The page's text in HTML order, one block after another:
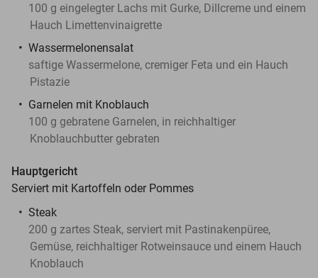
100 g eingelegter Lachs mit Gurke, Dillcreme und einem
Hauch Limettenvinaigrette
Wassermelonensalat
saftige Wassermelone, cremiger Feta und ein Hauch
Pistazie
Garnelen mit Knoblauch
100 g gebratene Garnelen, in reichhaltiger
Knoblauchbutter gebraten
Hauptgericht
Serviert mit Kartoffeln oder Pommes
Steak
200 g zartes Steak, serviert mit Pastinakenpüree,
Gemüse, reichhaltiger Rotweinsauce und einem Hauch
Knoblauch